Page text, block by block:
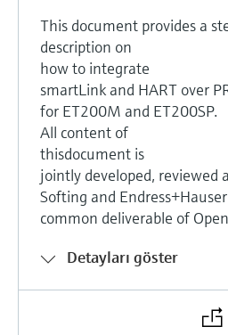
This document provides a
description on
how to integrate
smartLink and HART over
for ET200M and ET200SP.
All content of
thisdocument is
jointly developed, reviewed
Softing and
common deliverable of
Detayları göster